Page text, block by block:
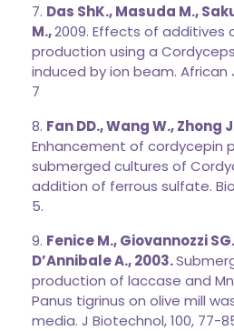
7. Das ShK., Masuda M.,
M.,2009. Effects of additives
production using a
induced by ion beam. African
7
8. Fan DD., Wang W., Zhong
Enhancement of cordycepin
submerged cultures of
addition of ferrous sulfate.
5.
9. Fenice M., Giovannozzi
D’Annibale A., 2003.
production of laccase and
Panus tigrinus on olive mill
media. J Biotechnol, 100, 77-